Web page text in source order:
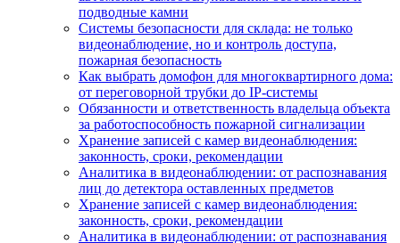
подводные камни
Системы безопасности для склада: не только
видеонаблюдение, но и контроль доступа,
пожарная безопасность
Как выбрать домофон для многоквартирного дома:
от переговорной трубки до IP-системы
Обязанности и ответственность владельца объекта
за работоспособность пожарной сигнализации
Хранение записей с камер видеонаблюдения:
законность, сроки, рекомендации
Аналитика в видеонаблюдении: от распознавания
лиц до детектора оставленных предметов
Хранение записей с камер видеонаблюдения:
законность, сроки, рекомендации
Аналитика в видеонаблюдении: от распознавания